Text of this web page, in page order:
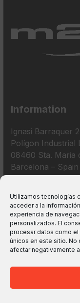
Utilizamos tecnologías
acceder a la
experiencia de
personalizados. El
procesar datos como
únicos en este sitio. No
afectar negativamente
Information
Ignasi Barraquer
Polígon Industrial
08460 Sta. Maria
Barcelona – Spain